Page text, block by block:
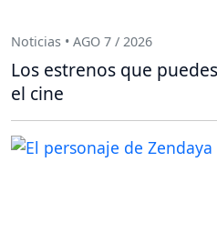
Noticias • AGO 7 / 2026
Los estrenos que
el cine